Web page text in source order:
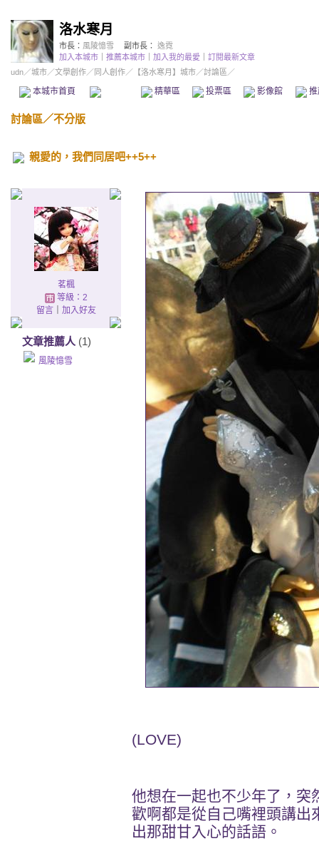
洛水寒月
市長： 風陵憶雪 副市長： 逸霓
加入本城市
推薦本城市 加入我的最愛
訂閱最新文章
udn／城市／文學創作／同人創作／ 【洛水寒月】城市／討論區／
本城市首頁 精華區 投票區 影像館
討論區／不分版
親愛的，我們同居吧++5++
茗楓
等級：2
留言｜ 加入好友
文章推薦人 (1)
風陵憶雪
(LOVE)
他想在一起也不少年了，突
歡啊都是從自己嘴裡頭講出
出那甜甘入心的話語。